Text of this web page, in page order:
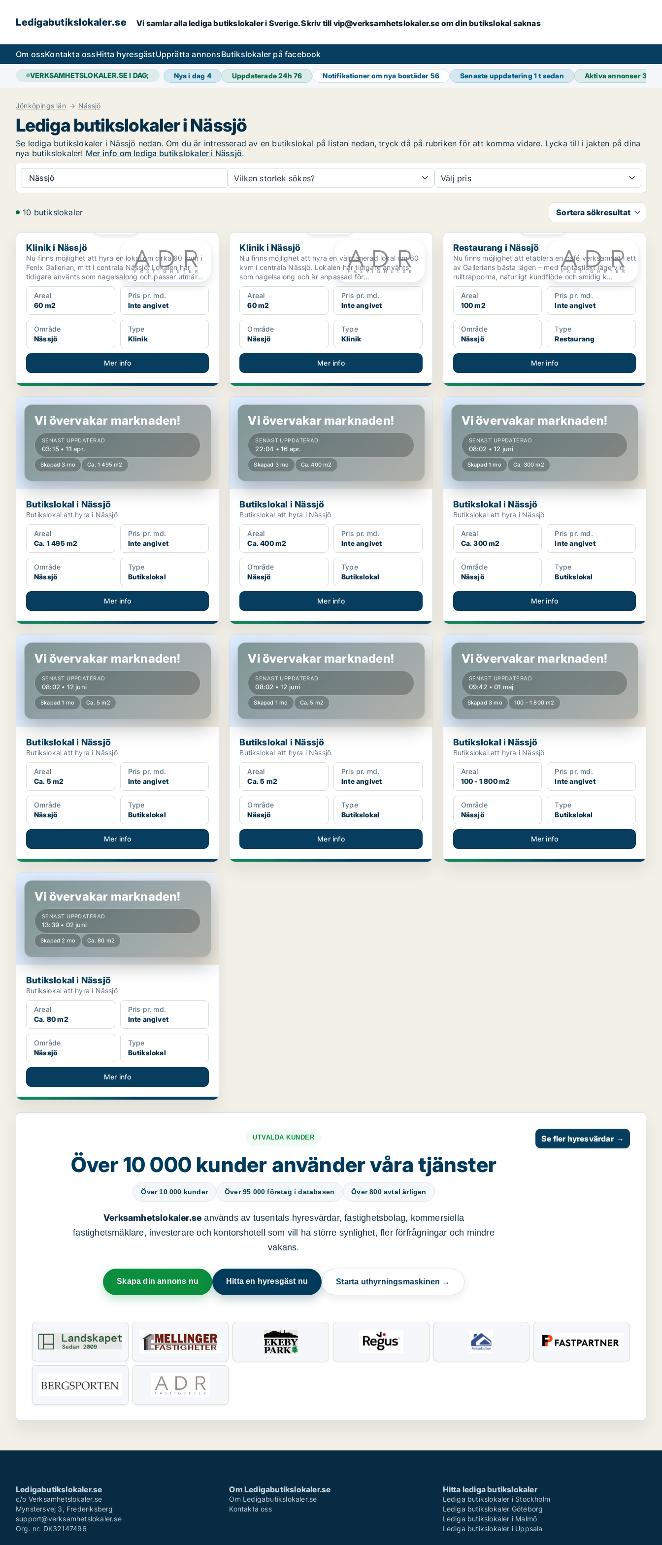
Ledigabutikslokaler.se Vi samlar alla lediga butikslokaler i Sverige. Skriv till vip@verksamhetslokaler.se om din butikslokal saknas
Om ossKontakta ossHitta hyresgästUpprätta annonsButikslokaler på facebook
VERKSAMHETSLOKALER.SE I DAG; Nya i dag 4 Uppdaterade 24h76 Notifikationer om nya bostäder 56 Senaste uppdatering1 t sedan Aktiva annonser39
Jönköpings län Nässjö
Lediga butikslokaler i Nässjö
Se lediga butikslokaler i Nässjö nedan. Om du är intresserad av en butikslokal på listan nedan, tryck då på rubriken för att komma vidare. Lycka till i jakten på dina
nya butikslokaler! Mer info om lediga butikslokaler i Nässjö.
Nässjö Vilken storlek sökes? Välj pris
10 butikslokaler Sortera sökresultat
Klinik i Nässjö
Klinik i Nässjö
Nu finns möjlighet att hyra en lokal om cirka 60 kvm i
Fenix Gallerian, mitt i centrala Nässjö. Lokalen har
tidigare använts som nagelsalong och passar utmär...
Areal
60 m2
Pris pr. md.
Inte angivet
Område
Nässjö
Type
Klinik
Mer info
Klinik i Nässjö
Klinik i Nässjö
Nu finns möjlighet att hyra en välplanerad lokal om 60
kvm i centrala Nässjö. Lokalen har tidigare använts
som nagelsalong och är anpassad för
skönhetsverksa...
Areal
60 m2
Pris pr. md.
Inte angivet
Område
Nässjö
Type
Klinik
Mer info
Restaurang i Nässjö
Restaurang i Nässjö
Nu finns möjlighet att etablera en café verksamhet i ett
av Gallerians bästa lägen – med fantastiskt läge vid
rulltrapporna, naturligt kundflöde och smidig k...
Areal
100 m2
Pris pr. md.
Inte angivet
Område
Nässjö
Type
Restaurang
Mer info
Butikslokal i Nässjö
Vi övervakar marknaden!
SENAST UPPDATERAD
03:15 • 11 apr.
Skapad 3 mo Ca. 1 495 m2
Butikslokal i Nässjö
Butikslokal att hyra i Nässjö
Areal
Ca. 1 495 m2
Pris pr. md.
Inte angivet
Område
Nässjö
Type
Butikslokal
Mer info
Butikslokal i Nässjö
Vi övervakar marknaden!
SENAST UPPDATERAD
22:04 • 16 apr.
Skapad 3 mo Ca. 400 m2
Butikslokal i Nässjö
Butikslokal att hyra i Nässjö
Areal
Ca. 400 m2
Pris pr. md.
Inte angivet
Område
Nässjö
Type
Butikslokal
Mer info
Butikslokal i Nässjö
Vi övervakar marknaden!
SENAST UPPDATERAD
08:02 • 12 juni
Skapad 1 mo Ca. 300 m2
Butikslokal i Nässjö
Butikslokal att hyra i Nässjö
Areal
Ca. 300 m2
Pris pr. md.
Inte angivet
Område
Nässjö
Type
Butikslokal
Mer info
Butikslokal i Nässjö
Vi övervakar marknaden!
SENAST UPPDATERAD
08:02 • 12 juni
Skapad 1 mo Ca. 5 m2
Butikslokal i Nässjö
Butikslokal att hyra i Nässjö
Areal
Ca. 5 m2
Pris pr. md.
Inte angivet
Område
Nässjö
Type
Butikslokal
Mer info
Butikslokal i Nässjö
Vi övervakar marknaden!
SENAST UPPDATERAD
08:02 • 12 juni
Skapad 1 mo Ca. 5 m2
Butikslokal i Nässjö
Butikslokal att hyra i Nässjö
Areal
Ca. 5 m2
Pris pr. md.
Inte angivet
Område
Nässjö
Type
Butikslokal
Mer info
Butikslokal i Nässjö
Vi övervakar marknaden!
SENAST UPPDATERAD
09:42 • 01 maj
Skapad 3 mo 100 - 1 800 m2
Butikslokal i Nässjö
Butikslokal att hyra i Nässjö
Areal
100 - 1 800 m2
Pris pr. md.
Inte angivet
Område
Nässjö
Type
Butikslokal
Mer info
Butikslokal i Nässjö
Vi övervakar marknaden!
SENAST UPPDATERAD
13:39 • 02 juni
Skapad 2 mo Ca. 80 m2
Butikslokal i Nässjö
Butikslokal att hyra i Nässjö
Areal
Ca. 80 m2
Pris pr. md.
Inte angivet
Område
Nässjö
Type
Butikslokal
Mer info
UTVALDA KUNDER
Över 10 000 kunder använder våra tjänster
Över 10 000 kunder Över 95 000 företag i databasen Över 800 avtal årligen
Verksamhetslokaler.se används av tusentals hyresvärdar, fastighetsbolag, kommersiella
fastighetsmäklare, investerare och kontorshotell som vill ha större synlighet, fler förfrågningar och mindre
vakans.
Skapa din annons nu Hitta en hyresgäst nu Starta uthyrningsmaskinen →
Se fler hyresvärdar →
Ledigabutikslokaler.se
c/o Verksamhetslokaler.se
Mynstersvej 3, Frederiksberg
support@verksamhetslokaler.se
Org. nr: DK32147496
Om Ledigabutikslokaler.se
Om Ledigabutikslokaler.se
Kontakta oss
Hitta lediga butikslokaler
Lediga butikslokaler i Stockholm
Lediga butikslokaler Göteborg
Lediga butikslokaler i Malmö
Lediga butikslokaler i Uppsala